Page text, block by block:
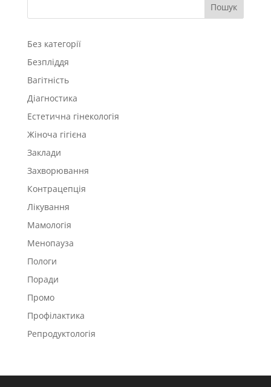
Пошук
Без категорії
Безпліддя
Вагітність
Діагностика
Естетична гінекологія
Жіноча гігієна
Заклади
Захворювання
Контрацепція
Лікування
Мамологія
Менопауза
Пологи
Поради
Промо
Профілактика
Репродуктологія